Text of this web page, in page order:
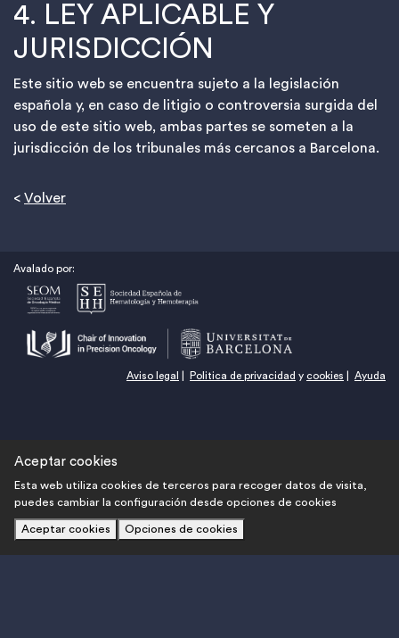
4. LEY APLICABLE Y
JURISDICCIÓN
Este sitio web se encuentra sujeto a la legislación
española y, en caso de litigio o controversia surgida del
uso de este sitio web, ambas partes se someten a la
jurisdicción de los tribunales más cercanos a Barcelona.
< Volver
Avalado por:
Aviso legal Politica de privacidad y cookies Ayuda
Aceptar cookies
Esta web utiliza cookies de terceros para recoger datos de visita,
puedes cambiar la configuración desde opciones de cookies
Aceptar cookies Opciones de cookies